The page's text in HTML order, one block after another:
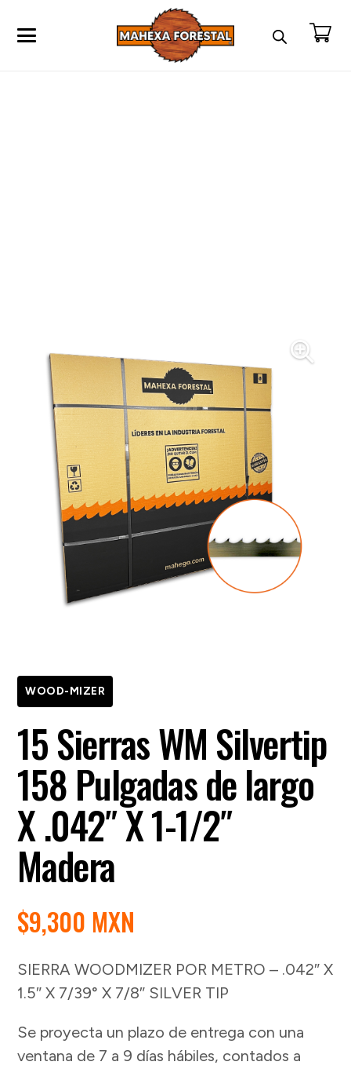
WOOD-MIZER
15 Sierras WM Silvertip
158 Pulgadas de largo
X .042″ X 1-1/2″
Madera
$9,300 MXN
SIERRA WOODMIZER POR METRO – .042″ X
1.5″ X 7/39° X 7/8″ SILVER TIP
Se proyecta un plazo de entrega con una
ventana de 7 a 9 días hábiles, contados a